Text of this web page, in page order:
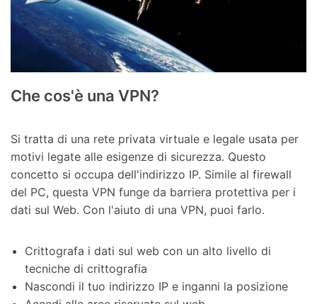
Che cos'è una VPN?
Si tratta di una rete privata virtuale e legale usata per
motivi legate alle esigenze di sicurezza. Questo
concetto si occupa dell'indirizzo IP. Simile al firewall
del PC, questa VPN funge da barriera protettiva per i
dati sul Web. Con l'aiuto di una VPN, puoi farlo.
Crittografa i dati sul web con un alto livello di
tecniche di crittografia
Nascondi il tuo indirizzo IP e inganni la posizione